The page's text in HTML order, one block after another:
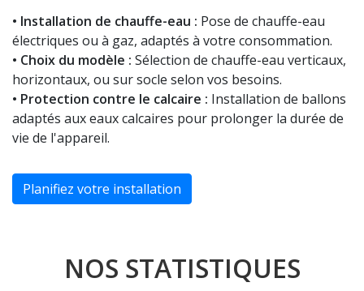
• Installation de chauffe-eau : Pose de chauffe-eau
électriques ou à gaz, adaptés à votre consommation.
• Choix du modèle : Sélection de chauffe-eau verticaux,
horizontaux, ou sur socle selon vos besoins.
• Protection contre le calcaire : Installation de ballons
adaptés aux eaux calcaires pour prolonger la durée de
vie de l'appareil.
Planifiez votre installation
NOS STATISTIQUES